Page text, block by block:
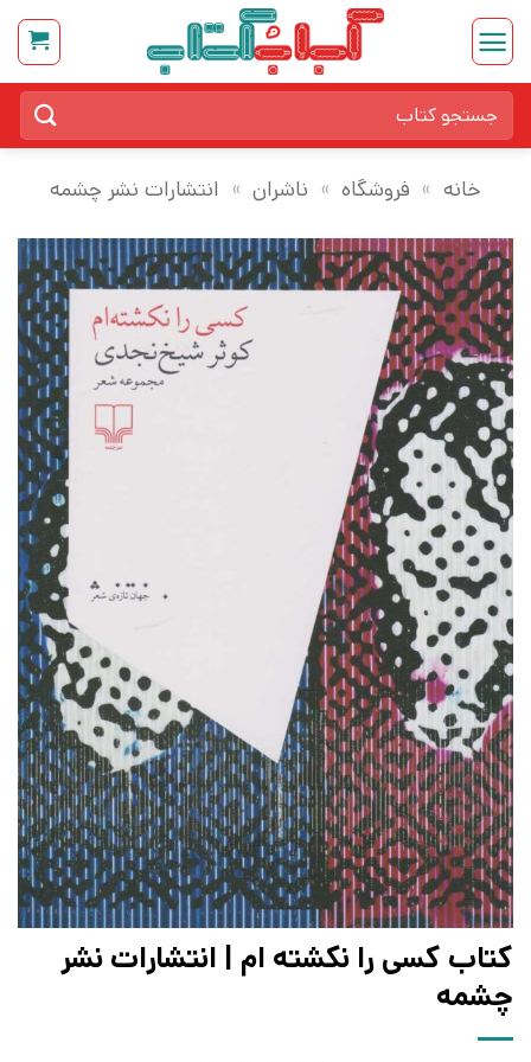
Skip
content
برای:
خانه » فروشگاه » ناشران » انتشارات نشر چشمه
کتاب کسی را نکشته ام | انتشارات نشر
چشمه